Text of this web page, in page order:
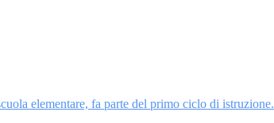
elementare, fa parte del primo ciclo di istruzione.